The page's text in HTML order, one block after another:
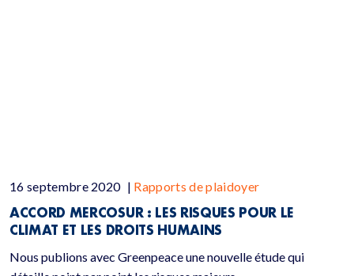
16 septembre 2020 | Rapports de plaidoyer
ACCORD MERCOSUR : LES RISQUES POUR LE
CLIMAT ET LES DROITS HUMAINS
Nous publions avec Greenpeace une nouvelle étude qui